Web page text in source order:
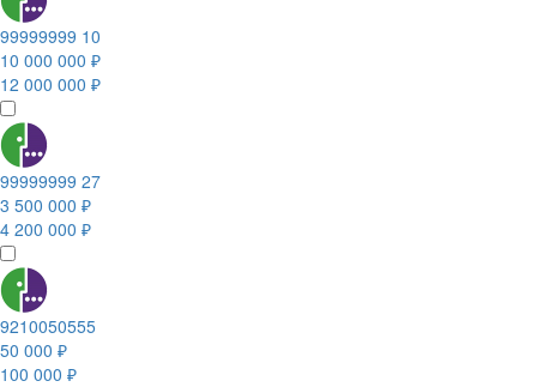
99999999 10
10 000 000 ₽
12 000 000 ₽
99999999 27
3 500 000 ₽
4 200 000 ₽
9210050555
50 000 ₽
100 000 ₽